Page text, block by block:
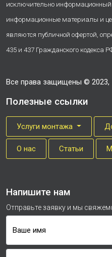
исключительно информационный
информационные материалы и
являются публичной офертой,
435 и 437 Гражданского кодекса
Все права защищены © 2023,
Полезные ссылки
Услуги монтажа
О нас Cтатьи
Напишите нам
Отправьте заявку и мы
Ваше имя